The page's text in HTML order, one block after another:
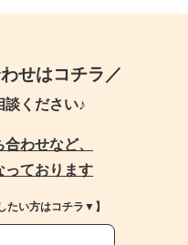
せはコチラ／
談ください♪
わせなど、
っております
たい方はコチラ▼】